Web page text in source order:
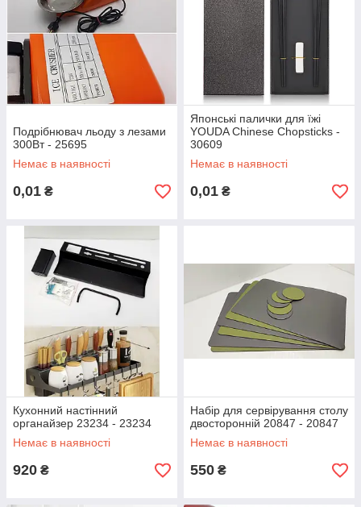
Подрібнювач льоду з лезами
300Вт - 25695
Немає в наявності
0,01 ₴
Японські палички для їжі
YOUDA Chinese Chopsticks -
30609
Немає в наявності
0,01 ₴
Кухонний настінний
органайзер 23234 - 23234
Немає в наявності
920 ₴
Набір для сервірування столу
двосторонній 20847 - 20847
Немає в наявності
550 ₴